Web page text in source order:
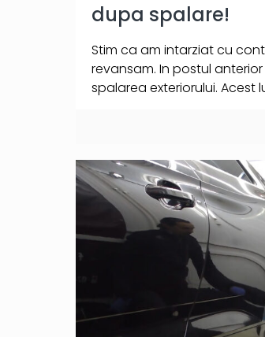
dupa spalare!
Stim ca am intarziat cu
revansam. In postul
spalarea exteriorului. Acest